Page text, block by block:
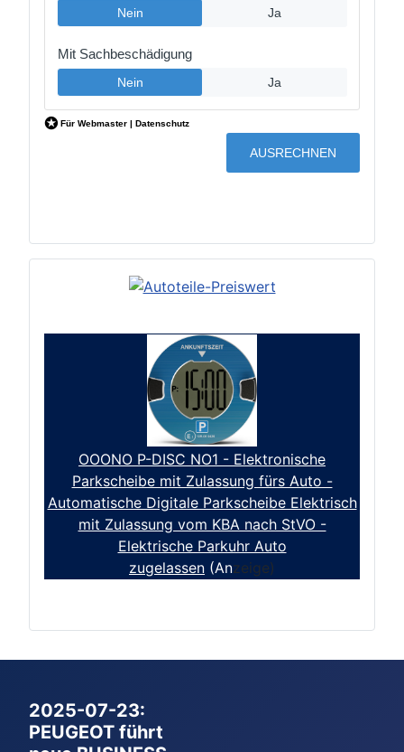
OOONO P-DISC NO1 - Elektronische
Parkscheibe mit Zulassung fürs Auto -
Automatische Digitale Parkscheibe Elektrisch
mit Zulassung vom KBA nach StVO -
Elektrische Parkuhr Auto
zugelassen (Anzeige)
2025-07-23:
PEUGEOT führt